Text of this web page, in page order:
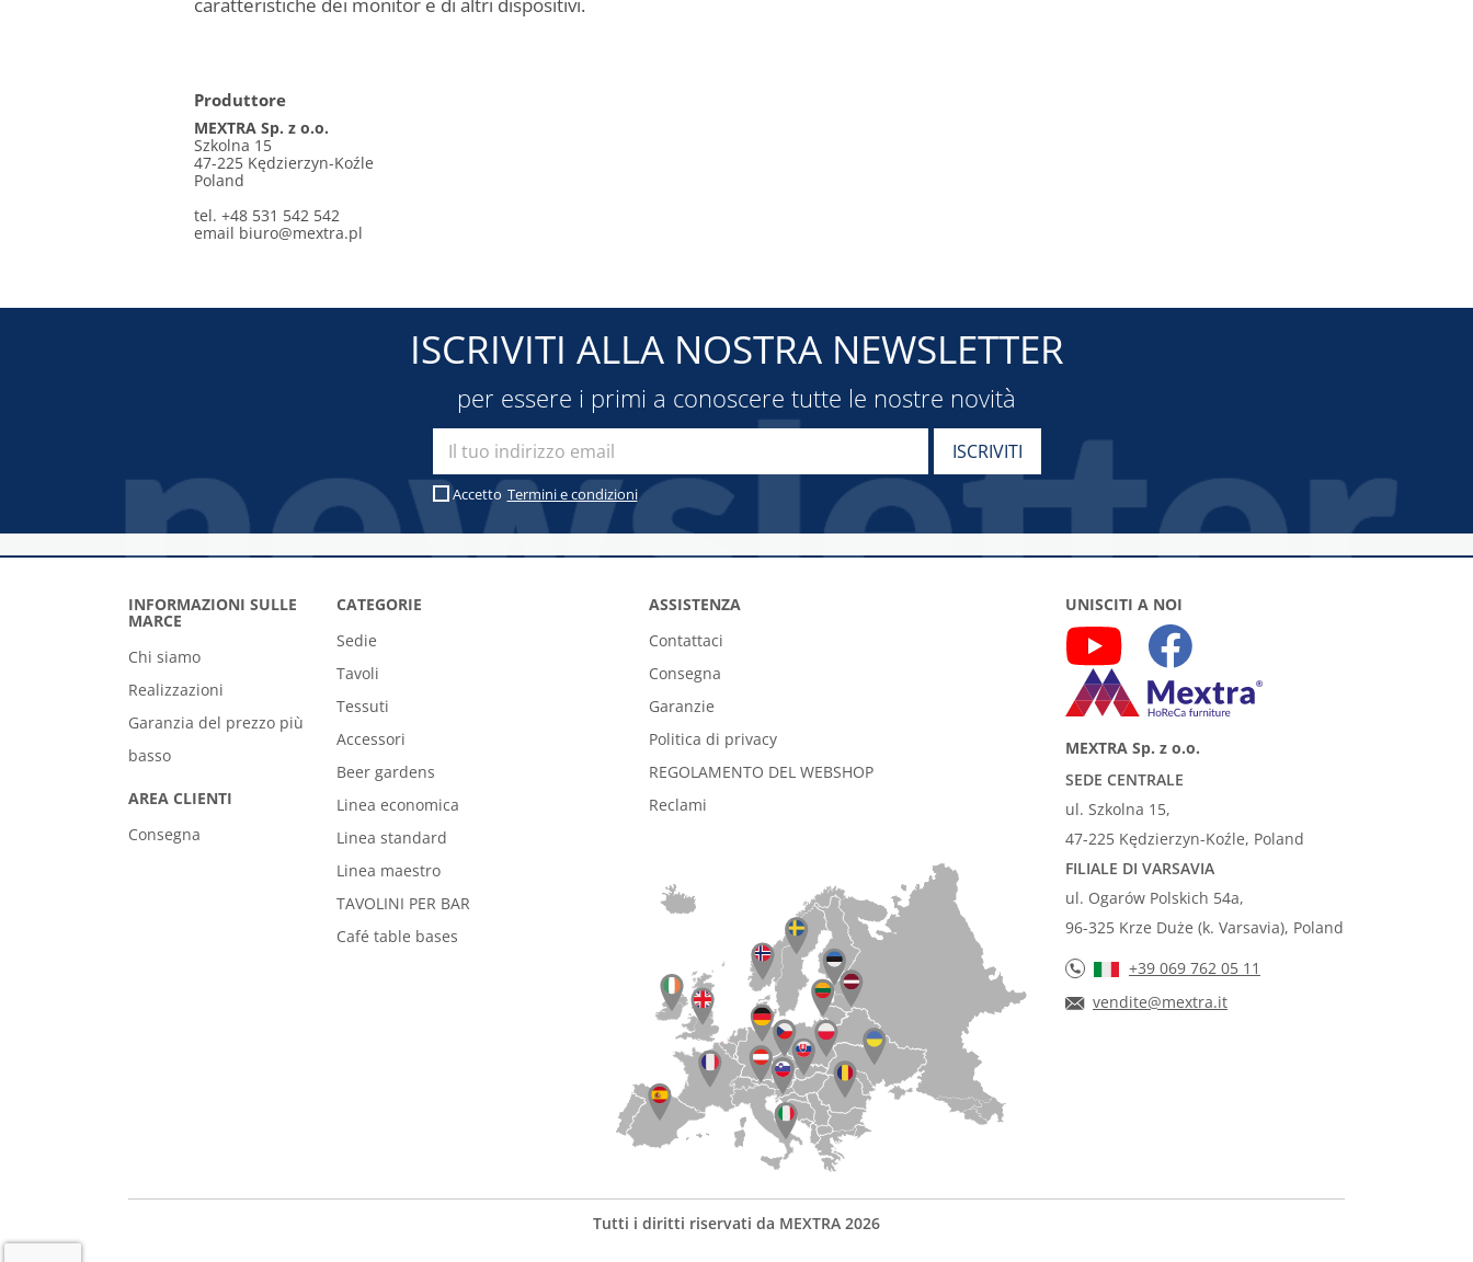
Produttore
MEXTRA Sp. z o.o.
Szkolna 15
47-225 Kędzierzyn-Koźle
Poland
tel. +48 531 542 542
email biuro@mextra.pl
ISCRIVITI ALLA NOSTRA NEWSLETTER
per essere i primi a conoscere tutte le nostre novità
Accetto Termini e condizioni
INFORMAZIONI SULLE
MARCE
Chi siamo
Realizzazioni
Garanzia del prezzo più
basso
AREA CLIENTI
Consegna
CATEGORIE
Sedie
Tavoli
Tessuti
Accessori
Beer gardens
Linea economica
Linea standard
Linea maestro
TAVOLINI PER BAR
Café table bases
ASSISTENZA
Contattaci
Consegna
Garanzie
Politica di privacy
REGOLAMENTO DEL WEBSHOP
Reclami
UNISCITI A NOI
MEXTRA Sp. z o.o.
SEDE CENTRALE
ul. Szkolna 15,
47-225 Kędzierzyn-Koźle, Poland
FILIALE DI VARSAVIA
ul. Ogarów Polskich 54a,
96-325 Krze Duże (k. Varsavia), Poland
+39 069 762 05 11
vendite@mextra.it
Tutti i diritti riservati da MEXTRA 2026